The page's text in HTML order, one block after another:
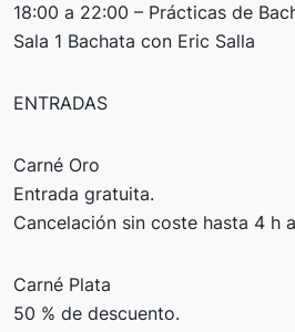
18:00 a 22:00 – Prácticas de
Sala 1 Bachata con Eric Salla
ENTRADAS
Carné Oro
Entrada gratuita.
Cancelación sin coste hasta 4 h
Carné Plata
50 % de descuento.